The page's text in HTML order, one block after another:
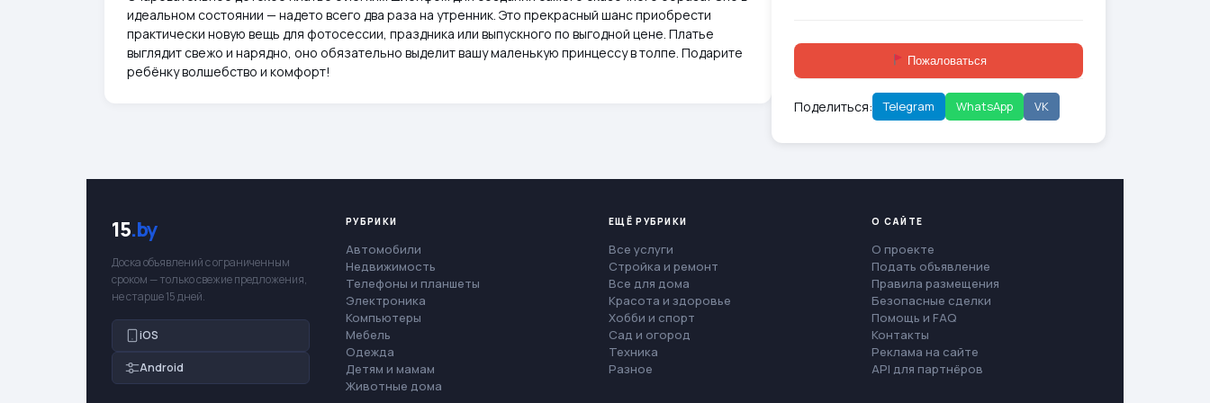
идеальном состоянии — надето всего два раза на утренник. Это прекрасный шанс приобрести
практически новую вещь для фотосессии, праздника или выпускного по выгодной цене. Платье
выглядит свежо и нарядно, оно обязательно выделит вашу маленькую принцессу в толпе. Подарите
ребёнку волшебство и комфорт!
Пожаловаться
Поделиться: Telegram WhatsApp VK
15.by
Доска объявлений с ограниченным
сроком — только свежие предложения,
не старше 15 дней.
iOS
Android
РУБРИКИ
Автомобили
Недвижимость
Телефоны и планшеты
Электроника
Компьютеры
Мебель
Одежда
Детям и мамам
Животные дома
ЕЩЁ РУБРИКИ
Все услуги
Стройка и ремонт
Все для дома
Красота и здоровье
Хобби и спорт
Сад и огород
Техника
Разное
О САЙТЕ
О проекте
Подать объявление
Правила размещения
Безопасные сделки
Помощь и FAQ
Контакты
Реклама на сайте
API для партнёров